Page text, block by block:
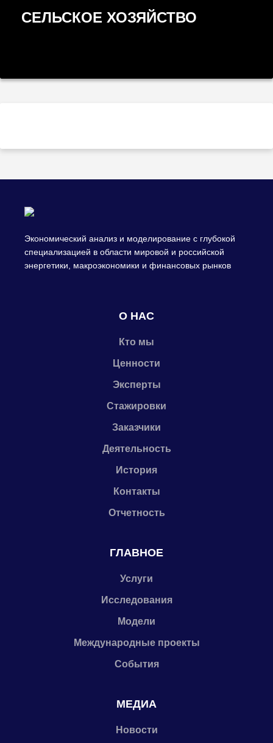
СЕЛЬСКОЕ ХОЗЯЙСТВО
Экономический анализ и моделирование с глубокой
специализацией в области мировой и российской
энергетики, макроэкономики и финансовых рынков
О НАС
Кто мы
Ценности
Эксперты
Стажировки
Заказчики
Деятельность
История
Контакты
Отчетность
ГЛАВНОЕ
Услуги
Исследования
Модели
Международные проекты
События
МЕДИА
Новости